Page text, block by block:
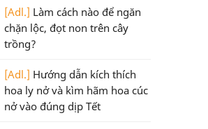
[Adl.] Làm cách nào để ngăn
chặn lộc, đọt non trên cây
trồng?
[Adl.] Hướng dẫn kích thích
hoa ly nở và kìm hãm hoa cúc
nở vào đúng dịp Tết